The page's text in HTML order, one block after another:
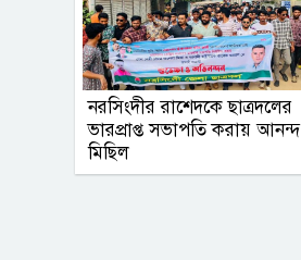
নরসিংদীর রাশেদকে ছাত্রদলের
ভারপ্রাপ্ত সভাপতি করায় আনন্দ
মিছিল